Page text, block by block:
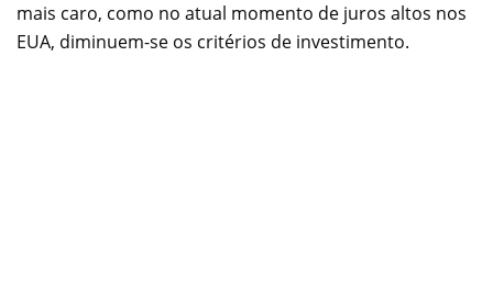
mais caro, como no atual momento de juros altos nos
EUA, diminuem-se os critérios de investimento.